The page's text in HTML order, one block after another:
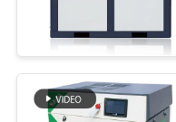
KAMI
BERITA